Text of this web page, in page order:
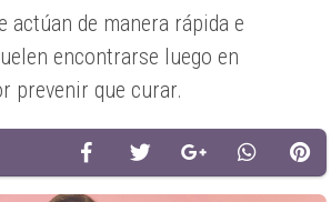
actúan de manera rápida e
encontrarse luego en
prevenir que curar.